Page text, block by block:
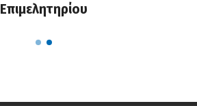
Επιμελητηρίου